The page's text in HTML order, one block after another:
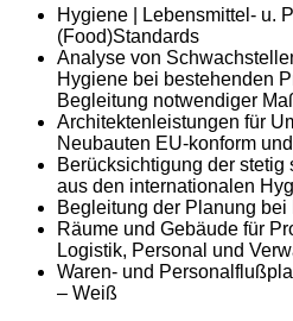
Hygiene | Lebensmittel- u.
(Food)Standards
Analyse von
Hygiene bei bestehenden
Begleitung notwendiger
Architektenleistungen für
Neubauten EU-konform
Berücksichtigung der
aus den internationalen
Begleitung der Planung
Räume und Gebäude für
Logistik, Personal und
Waren- und
– Weiß